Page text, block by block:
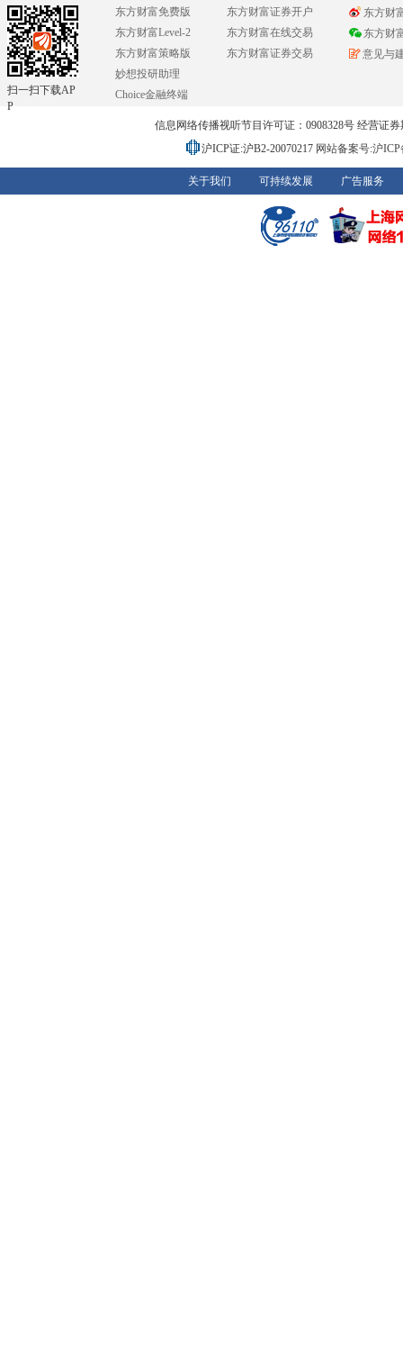
扫一扫下载AP
P
东方财富免费版
东方财富Level-2
东方财富策略版
妙想投研助理
Choice金融终端
东方财富证券开户
东方财富在线交易
东方财富证券交易
东方财
东方财
意见与
信息网络传播视听节目许可证：0908328号 经营证
沪ICP证:沪B2-20070217 网站备案号:沪
关于我们 可持续发展 广告服务